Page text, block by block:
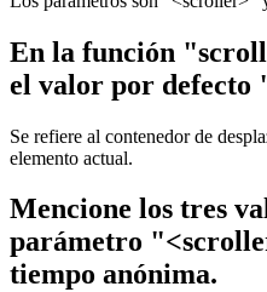
En la función
el valor por defecto
Se refiere al contenedor de
elemento actual.
Mencione los tres
parámetro
tiempo anónima.